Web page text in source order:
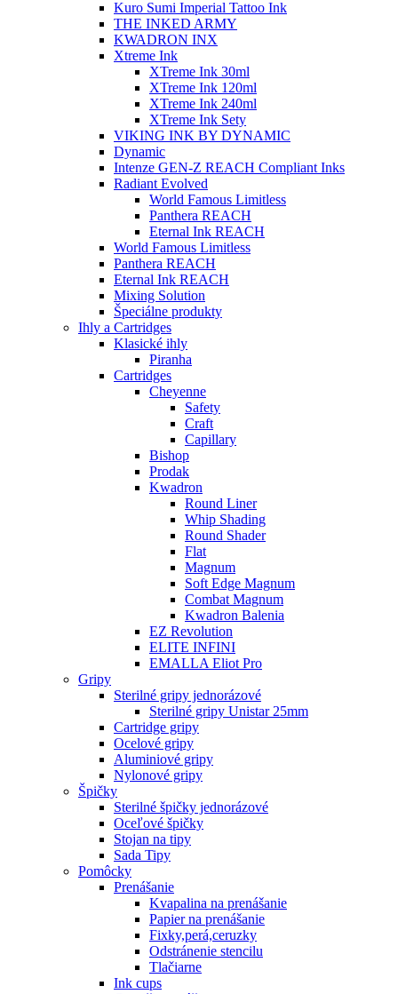
Kuro Sumi Imperial Tattoo Ink
THE INKED ARMY
KWADRON INX
Xtreme Ink
XTreme Ink 30ml
XTreme Ink 120ml
XTreme Ink 240ml
XTreme Ink Sety
VIKING INK BY DYNAMIC
Dynamic
Intenze GEN-Z REACH Compliant Inks
Radiant Evolved
World Famous Limitless
Panthera REACH
Eternal Ink REACH
World Famous Limitless
Panthera REACH
Eternal Ink REACH
Mixing Solution
Špeciálne produkty
Ihly a Cartridges
Klasické ihly
Piranha
Cartridges
Cheyenne
Safety
Craft
Capillary
Bishop
Prodak
Kwadron
Round Liner
Whip Shading
Round Shader
Flat
Magnum
Soft Edge Magnum
Combat Magnum
Kwadron Balenia
EZ Revolution
ELITE INFINI
EMALLA Eliot Pro
Gripy
Sterilné gripy jednorázové
Sterilné gripy Unistar 25mm
Cartridge gripy
Ocelové gripy
Aluminiové gripy
Nylonové gripy
Špičky
Sterilné špičky jednorázové
Oceľové špičky
Stojan na tipy
Sada Tipy
Pomôcky
Prenášanie
Kvapalina na prenášanie
Papier na prenášanie
Fixky,perá,ceruzky
Odstránenie stencilu
Tlačiarne
Ink cups